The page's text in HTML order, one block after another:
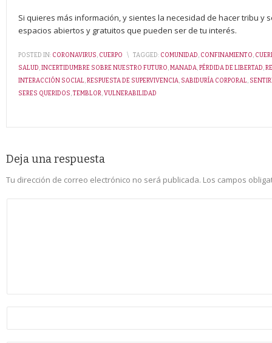
Si quieres más información, y sientes la necesidad de hacer tribu y
espacios abiertos y gratuitos que pueden ser de tu interés.
POSTED IN: CORONAVIRUS, CUERPO \ TAGGED: COMUNIDAD, CONFINAMIENTO,
SALUD,INCERTIDUMBRE SOBRE NUESTRO FUTURO,MANADA,PÉRDIDA DE LIBERTAD,
INTERACCIÓN SOCIAL,RESPUESTA DE SUPERVIVENCIA, SABIDURÍA CORPORAL,
SERES QUERIDOS,TEMBLOR,VULNERABILIDAD
Deja una respuesta
Tu dirección de correo electrónico no será publicada. Los campos